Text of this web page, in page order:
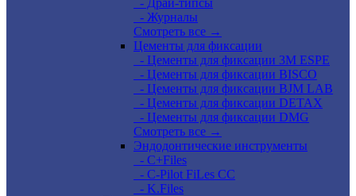
- Драй-типсы
- Журналы
Смотреть все →
Цементы для фиксации
- Цементы для фиксации 3M ESPE
- Цементы для фиксации BISCO
- Цементы для фиксации BJM LAB
- Цементы для фиксации DETAX
- Цементы для фиксации DMG
Смотреть все →
Эндодонтические инструменты
- C+Files
- C-Pilot FiLes CC
- K.Files